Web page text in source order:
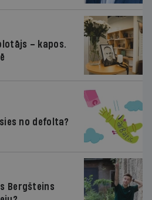
– kapos.
no defolta?
Bergšteins